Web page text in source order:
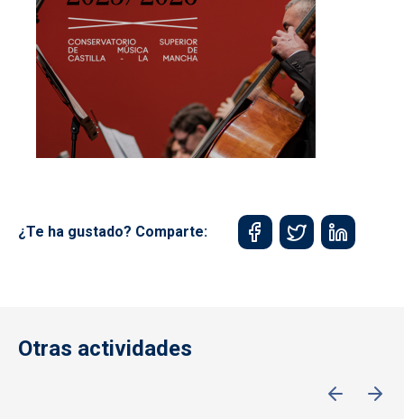
¿Te ha gustado? Comparte:
Otras actividades